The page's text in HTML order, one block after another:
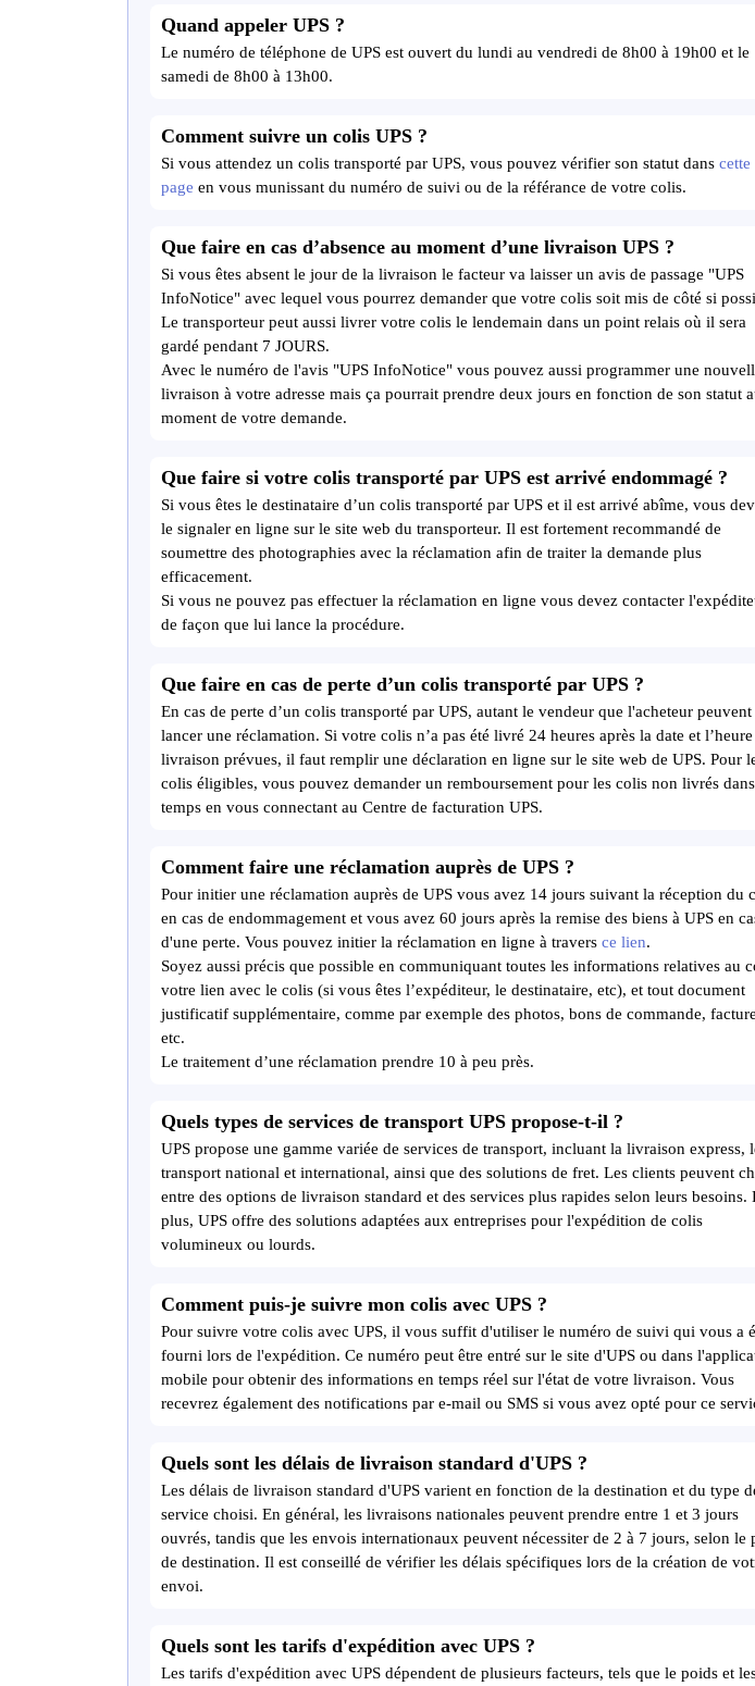
Quand appeler UPS ?
Le numéro de téléphone de UPS est ouvert du lundi au vendredi de 8h00 à 19h00 et le
samedi de 8h00 à 13h00.
Comment suivre un colis UPS ?
Si vous attendez un colis transporté par UPS, vous pouvez vérifier son statut dans cette
page en vous munissant du numéro de suivi ou de la référance de votre colis.
Que faire en cas d’absence au moment d’une livraison UPS ?
Si vous êtes absent le jour de la livraison le facteur va laisser un avis de passage "UPS
InfoNotice" avec lequel vous pourrez demander que votre colis soit mis de côté si
Le transporteur peut aussi livrer votre colis le lendemain dans un point relais où il sera
gardé pendant 7 JOURS.
Avec le numéro de l'avis "UPS InfoNotice" vous pouvez aussi programmer une
livraison à votre adresse mais ça pourrait prendre deux jours en fonction de son statut
moment de votre demande.
Que faire si votre colis transporté par UPS est arrivé endommagé ?
Si vous êtes le destinataire d’un colis transporté par UPS et il est arrivé abîme, vous
le signaler en ligne sur le site web du transporteur. Il est fortement recommandé de
soumettre des photographies avec la réclamation afin de traiter la demande plus
efficacement.
Si vous ne pouvez pas effectuer la réclamation en ligne vous devez contacter
de façon que lui lance la procédure.
Que faire en cas de perte d’un colis transporté par UPS ?
En cas de perte d’un colis transporté par UPS, autant le vendeur que l'acheteur peuvent
lancer une réclamation. Si votre colis n’a pas été livré 24 heures après la date et l’heure
livraison prévues, il faut remplir une déclaration en ligne sur le site web de UPS. Pour
colis éligibles, vous pouvez demander un remboursement pour les colis non livrés
temps en vous connectant au Centre de facturation UPS.
Comment faire une réclamation auprès de UPS ?
Pour initier une réclamation auprès de UPS vous avez 14 jours suivant la réception du
en cas de endommagement et vous avez 60 jours après la remise des biens à UPS en
d'une perte. Vous pouvez initier la réclamation en ligne à travers ce lien.
Soyez aussi précis que possible en communiquant toutes les informations relatives au
votre lien avec le colis (si vous êtes l’expéditeur, le destinataire, etc), et tout document
justificatif supplémentaire, comme par exemple des photos, bons de commande,
etc.
Le traitement d’une réclamation prendre 10 à peu près.
Quels types de services de transport UPS propose-t-il ?
UPS propose une gamme variée de services de transport, incluant la livraison express,
transport national et international, ainsi que des solutions de fret. Les clients peuvent
entre des options de livraison standard et des services plus rapides selon leurs besoins.
plus, UPS offre des solutions adaptées aux entreprises pour l'expédition de colis
volumineux ou lourds.
Comment puis-je suivre mon colis avec UPS ?
Pour suivre votre colis avec UPS, il vous suffit d'utiliser le numéro de suivi qui vous a
fourni lors de l'expédition. Ce numéro peut être entré sur le site d'UPS ou dans
mobile pour obtenir des informations en temps réel sur l'état de votre livraison. Vous
recevrez également des notifications par e-mail ou SMS si vous avez opté pour ce
Quels sont les délais de livraison standard d'UPS ?
Les délais de livraison standard d'UPS varient en fonction de la destination et du type
service choisi. En général, les livraisons nationales peuvent prendre entre 1 et 3 jours
ouvrés, tandis que les envois internationaux peuvent nécessiter de 2 à 7 jours, selon le
de destination. Il est conseillé de vérifier les délais spécifiques lors de la création de
envoi.
Quels sont les tarifs d'expédition avec UPS ?
Les tarifs d'expédition avec UPS dépendent de plusieurs facteurs, tels que le poids et